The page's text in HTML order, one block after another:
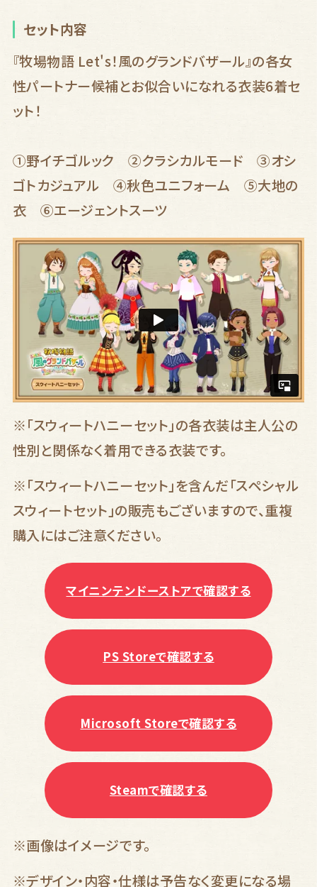
セット内容
『牧場物語 Let's！風のグランドバザール』の各女
性パートナー候補とお似合いになれる衣装6着セ
ット！
①野イチゴルック ②クラシカルモード ➂オシ
ゴトカジュアル ④秋色ユニフォーム ⑤大地の
衣 ⑥エージェントスーツ
※「スウィートハニーセット 」の各衣装は主人公の
性別と関係なく着用できる衣装です。
※「スウィートハニーセット」を含んだ「スペシャル
スウィートセット」の販売もございますので、重複
購入にはご注意ください。
マイニンテンドーストアで確認する
PS Storeで確認する
Microsoft Storeで確認する
Steamで確認する
※画像はイメージです。
※デザイン・内容・仕様は予告なく変更になる場